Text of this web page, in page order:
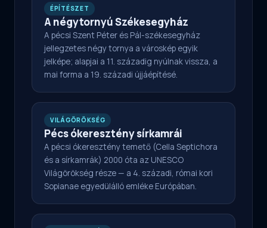
ÉPÍTÉSZET
A négytornyú Székesegyház
A pécsi Szent Péter és Pál-székesegyház
jellegzetes négy tornya a városkép egyik
jelképe; alapjai a 11. századig nyúlnak vissza, a
mai forma a 19. századi újjáépítésé.
VILÁGÖRÖKSÉG
Pécs ókeresztény sírkamrái
A pécsi ókeresztény temető (Cella Septichora
és a sírkamrák) 2000 óta az UNESCO
Világörökség része — a 4. századi, római kori
Sopianae egyedülálló emléke Európában.